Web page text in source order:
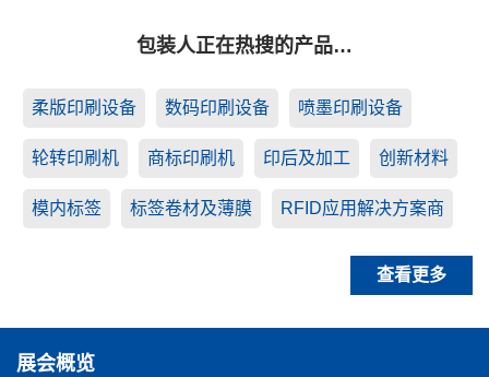
包装人正在热搜的产品…
柔版印刷设备 数码印刷设备 喷墨印刷设备
轮转印刷机 商标印刷机 印后及加工 创新材料
模内标签 标签卷材及薄膜 RFID应用解决方案商
查看更多
展会概览